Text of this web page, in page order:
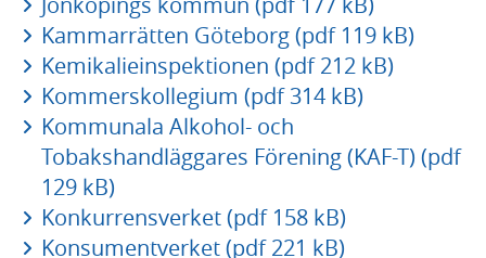
Kammarrätten Göteborg (pdf 119 kB)
Kemikalieinspektionen (pdf 212 kB)
Kommerskollegium (pdf 314 kB)
Kommunala Alkohol- och
Tobakshandläggares Förening (KAF-T) (pdf
129 kB)
Konkurrensverket (pdf 158 kB)
Konsumentverket (pdf 221 kB)